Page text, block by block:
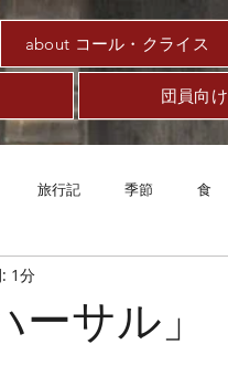
about コール・クライス
団員向け
旅行記 季節 食
ート
サル」
1分